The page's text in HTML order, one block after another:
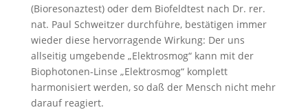
(Bioresonaztest) oder dem Biofeldtest nach Dr. rer.
nat. Paul Schweitzer durchführe, bestätigen immer
wieder diese hervorragende Wirkung: Der uns
allseitig umgebende „Elektrosmog“ kann mit der
Biophotonen-Linse „Elektrosmog“ komplett
harmonisiert werden, so daß der Mensch nicht mehr
darauf reagiert.